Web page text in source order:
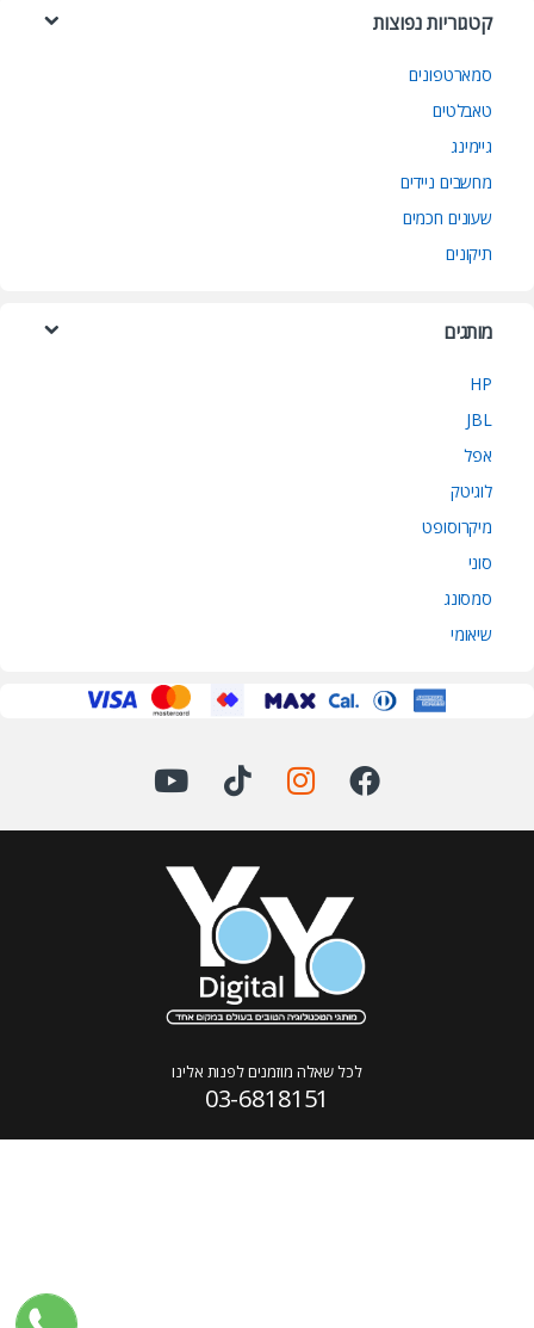
קטגוריות נפוצות
סמארטפונים
טאבלטים
גיימינג
מחשבים ניידים
שעונים חכמים
תיקונים
מותגים
HP
JBL
אפל
לוגיטק
מיקרוסופט
סוני
סמסונג
שיאומי
לכל שאלה מוזמנים לפנות אלינו
03-6818151